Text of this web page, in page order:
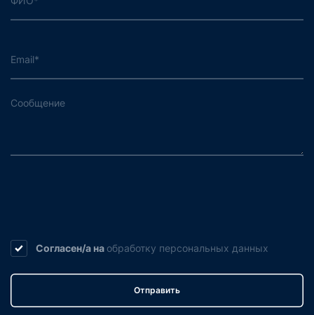
Согласен/а на обработку персональных данных
Отправить